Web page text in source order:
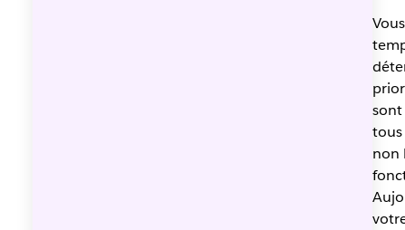
sont
tous
non